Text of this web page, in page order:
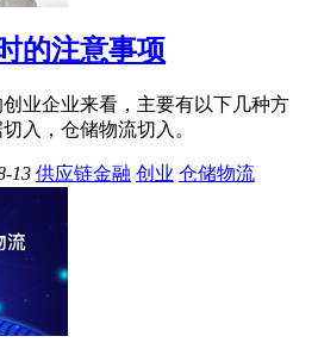
的注意事项
业企业来看，主要有以下几种方
入，仓储物流切入。
13 供应链金融 创业 仓储物流